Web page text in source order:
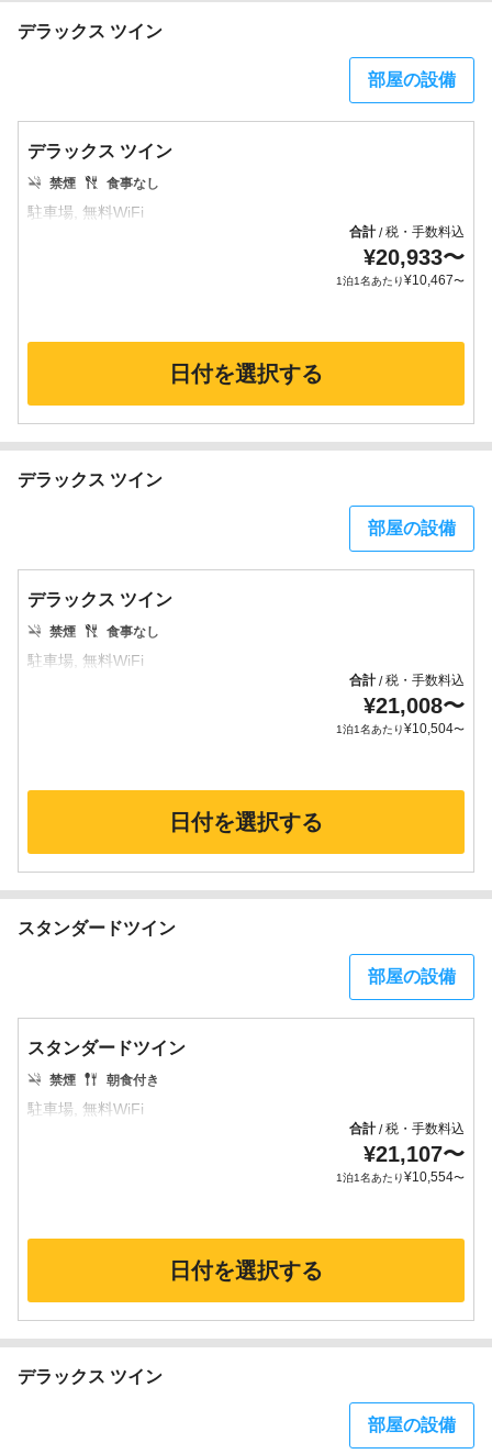
デラックス ツイン
部屋の設備
デラックス ツイン
禁煙 食事なし
合計/税・手数料込
¥20,933〜
1泊1名あたり¥10,467〜
日付を選択する
デラックス ツイン
部屋の設備
デラックス ツイン
禁煙 食事なし
合計/税・手数料込
¥21,008〜
1泊1名あたり¥10,504〜
日付を選択する
スタンダードツイン
部屋の設備
スタンダードツイン
禁煙 朝食付き
合計/税・手数料込
¥21,107〜
1泊1名あたり¥10,554〜
日付を選択する
デラックス ツイン
部屋の設備